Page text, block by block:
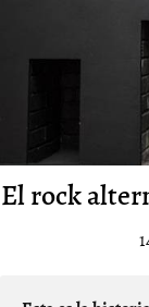
El rock